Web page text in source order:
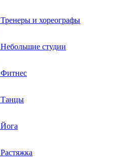
Тренеры и хореографы
Небольшие студии
Фитнес
Танцы
Йога
Растяжка